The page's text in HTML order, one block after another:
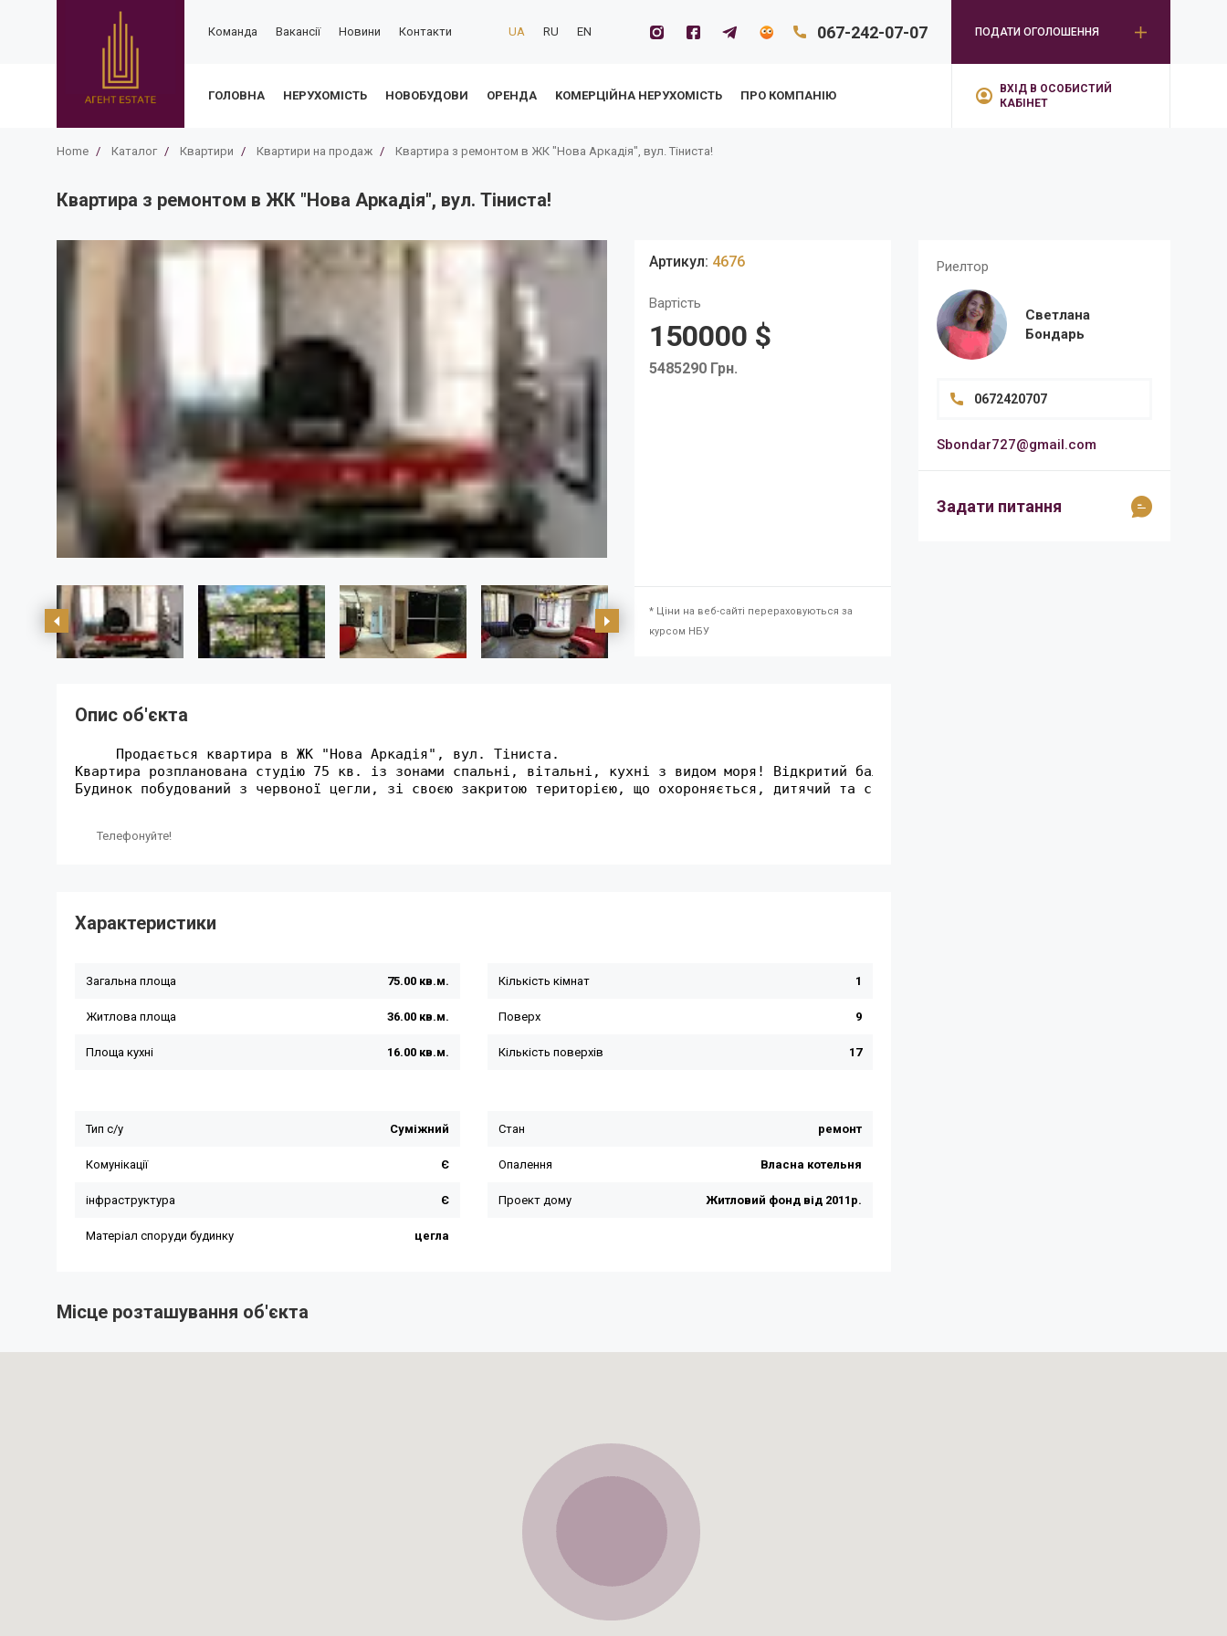
Команда Вакансії Новини Контакти UA RU EN 067-242-07-07 ПОДАТИ ОГОЛОШЕННЯ
ГОЛОВНА НЕРУХОМІСТЬ НОВОБУДОВИ ОРЕНДА KОМЕРЦІЙНА НЕРУХОМІСТЬ ПРО КОМПАНІЮ
ВХІД В ОСОБИСТИЙ
КАБІНЕТ
Home / Каталог / Квартири / Квартири на продаж / Квартира з ремонтом в ЖК "Нова Аркадія", вул. Тіниста!
Квартира з ремонтом в ЖК "Нова Аркадія", вул. Тіниста!
Артикул: 4676
Вартість
150000 $
5485290 Грн.
* Ціни на веб-сайті перераховуються за
курсом НБУ
Опис об'єкта
     Продається квартира в ЖК "Нова Аркадія", вул. Тіниста.
Квартира розпланована студію 75 кв. із зонами спальні, вітальні, кухні з видом моря! Відкритий балкон! У квартирі виконаний якісний
Будинок побудований з червоної цегли, зі своєю закритою територією, що охороняється, дитячий та спортивні майданчики, паркінг. Поруч
Телефонуйте!
Характеристики
Риелтор
Светлана
Бондарь
0672420707
Sbondar727@gmail.com
Задати питання
Місце розташування об'єкта